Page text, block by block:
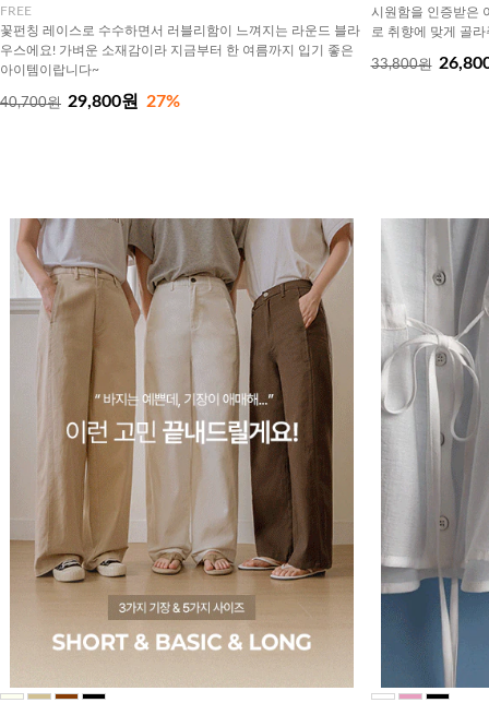
FREE
꽃펀칭 레이스로 수수하면서 러블리함이 느껴지는 라운드 블라
우스에요! 가벼운 소재감이라 지금부터 한 여름까지 입기 좋은
아이템이랍니다~
40,700원 29,800원 27%
시원함을 인증받은
로 취향에 맞게 골라
33,800원